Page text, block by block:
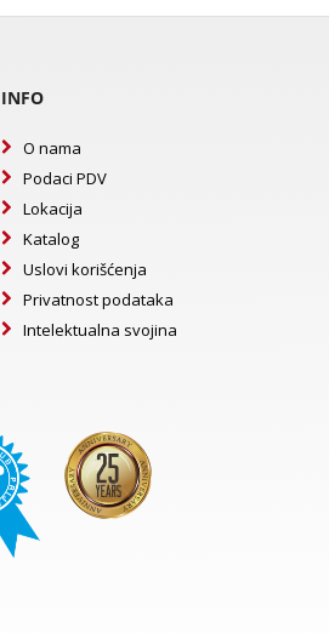
INFO
O nama
Podaci PDV
Lokacija
Katalog
Uslovi korišćenja
Privatnost podataka
Intelektualna svojina